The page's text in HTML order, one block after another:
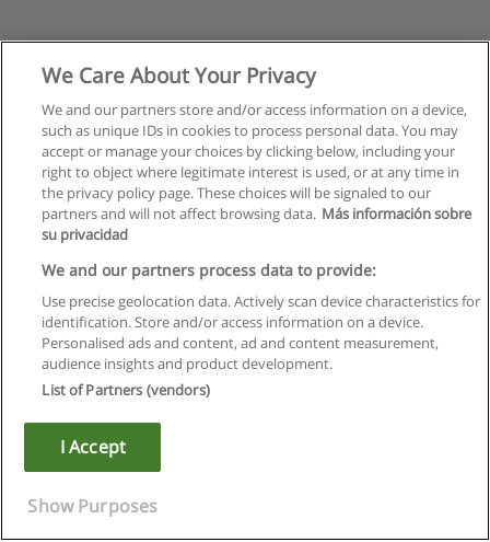
Правила пользования
Конфиденциальность информации
Copyright © Educaedu Business S.L. - CIF : B-95610580: -
We Care About Your Privacy
We and our partners store and/or access information on a device,
such as unique IDs in cookies to process personal data. You may
accept or manage your choices by clicking below, including your
right to object where legitimate interest is used, or at any time in
the privacy policy page. These choices will be signaled to our
partners and will not affect browsing data. Más información sobre
su privacidad
We and our partners process data to provide:
Use precise geolocation data. Actively scan device characteristics for
identification. Store and/or access information on a device.
Personalised ads and content, ad and content measurement,
audience insights and product development.
List of Partners (vendors)
I Accept
Show Purposes